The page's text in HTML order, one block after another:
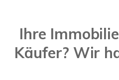
Ihre
Käufer? Wir